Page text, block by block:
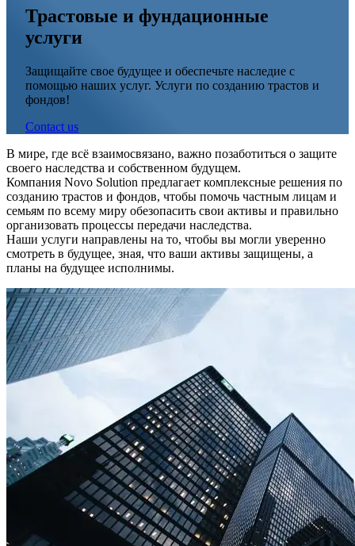
Трастовые и фундационные
услуги
Защищайте свое будущее и обеспечьте наследие с
помощью наших услуг. Услуги по созданию трастов и
фондов!
Contact us
В мире, где всё взаимосвязано, важно позаботиться о защите
своего наследства и собственном будущем.
Компания Novo Solution предлагает комплексные решения по
созданию трастов и фондов, чтобы помочь частным лицам и
семьям по всему миру обезопасить свои активы и правильно
организовать процессы передачи наследства.
Наши услуги направлены на то, чтобы вы могли уверенно
смотреть в будущее, зная, что ваши активы защищены, а
планы на будущее исполнимы.